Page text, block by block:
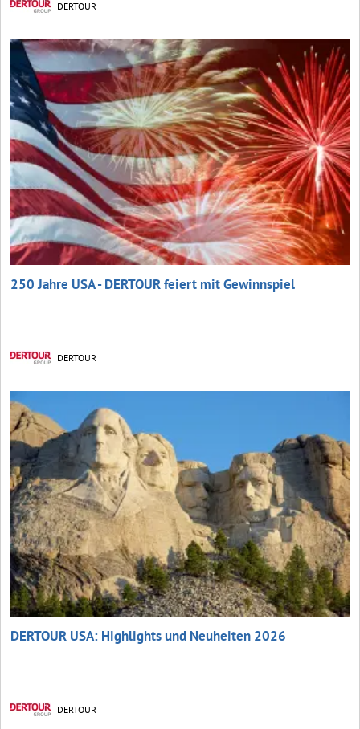
DERTOUR
250 Jahre USA - DERTOUR feiert mit Gewinnspiel
DERTOUR
DERTOUR USA: Highlights und Neuheiten 2026
DERTOUR